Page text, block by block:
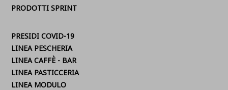
PRODOTTI SPRINT
PRESIDI COVID-19
LINEA PESCHERIA
LINEA CAFFÈ - BAR
LINEA PASTICCERIA
LINEA MODULO